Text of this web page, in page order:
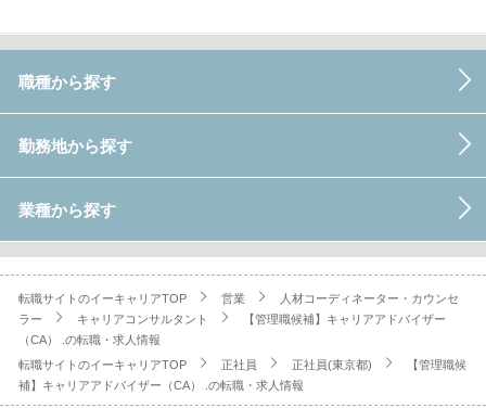
職種から探す
勤務地から探す
業種から探す
転職サイトのイーキャリアTOP 営業
人材コーディネーター・カウンセ
ラー
キャリアコンサルタント
【管理職候補】キャリアアドバイザー
（CA） .の転職・求人情報
転職サイトのイーキャリアTOP
正社員 正社員(東京都)
【管理職候
補】キャリアアドバイザー（CA） .の転職・求人情報